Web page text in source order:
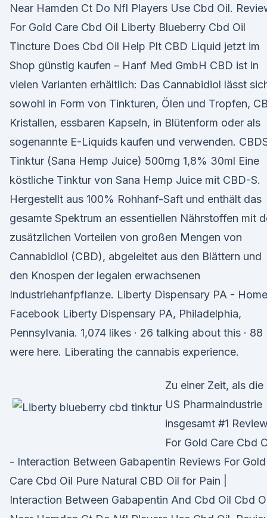
Near Hamden Ct Do Nfl Players Use Cbd Oil.
For Gold Care Cbd Oil Liberty Blueberry Cbd Oil
Tincture Does Cbd Oil Help Plt CBD Liquid jetzt im
Shop günstig kaufen – Hanf Med GmbH CBD ist in
vielen Varianten erhältlich: Das Cannabidiol lässt
sowohl in Form von Tinkturen, Ölen und Tropfen,
Kristallen, essbaren Kapseln, in Blütenform oder als
sogenannte E-Liquids kaufen und verwenden.
Tinktur (Sana Hemp Juice) 500mg 1,8% 30ml Eine
köstliche Tinktur von Sana Hemp Juice mit CBD-S.
Hergestellt aus 100% Rohhanf-Saft und enthält das
gesamte Spektrum an essentiellen Nährstoffen mit
zusätzlichen Vorteilen von großen Mengen von
Cannabidiol (CBD), abgeleitet aus den Blättern und
den Knospen der legalen erwachsenen
Industriehanfpflanze. Liberty Dispensary PA - Home
Facebook Liberty Dispensary PA, Philadelphia,
Pennsylvania. 1,074 likes · 26 talking about this · 88
were here. Liberating the cannabis experience.
Zu einer Zeit, als die
US Pharmaindustrie
insgesamt #1
For Gold Care Cbd
- Interaction Between Gabapentin Reviews For Gold
Care Cbd Oil Pure Natural CBD Oil for Pain |
Interaction Between Gabapentin And Cbd Oil Cbd